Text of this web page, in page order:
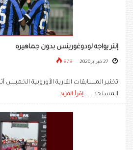
إنتر يواجه لودوغوريتس بدون جماهيره
878
تختبر المسابقات القارية الأوروبية الخميس
المستجد ..... إقرأ المزيد